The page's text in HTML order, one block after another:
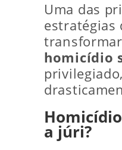
Uma das
estratégias
homicídio
a júri?